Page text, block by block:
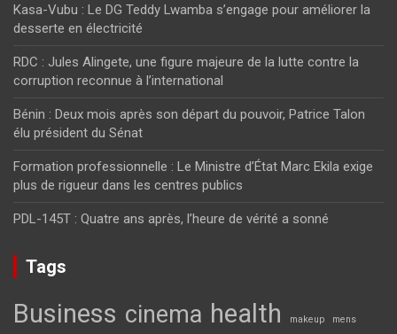
Kasa-Vubu : Le DG Teddy Lwamba s’engage pour améliorer la
desserte en électricité
RDC : Jules Alingete, une figure majeure de la lutte contre la
corruption reconnue à l’international
Bénin : Deux mois après son départ du pouvoir, Patrice Talon
élu président du Sénat
Formation professionnelle : Le Ministre d’État Marc Ekila exige
plus de rigueur dans les centres publics
PDL-145T : Quatre ans après, l’heure de vérité a sonné
Tags
Business cinema health makeup mens